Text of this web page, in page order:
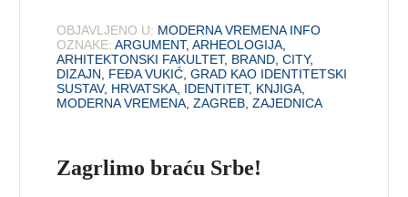
OBJAVLJENO U: MODERNA VREMENA INFO
OZNAKE: ARGUMENT,ARHEOLOGIJA
ARHITEKTONSKI FAKULTET, BRAND ,CITY,
DIZAJN
FEĐA VUKIĆ ,GRAD KAO IDENTITETSKI
SUSTAV, HRVATSKA IDENTITET, KNJIGA
MODERNA VREMENA ,ZAGREB ,ZAJEDNICA
Zagrlimo braću Srbe!